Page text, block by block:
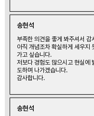
송현석
부족한 의견을 좋게 봐주셔서 감
아직 개념조차 확실하게 세우지
가고 싶습니다.
저보다 경험도 많으시고 현실에
도하며 나가겠습니다.
감사합니다.
송현석